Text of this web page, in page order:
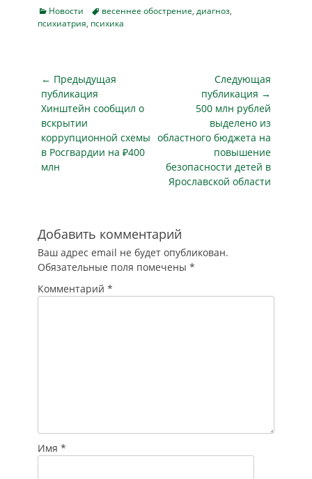
халатности:…
изменения
охранной
организации о
восстановлении на
работе, взыскании
утраченного
заработка и
компенсации
морального вреда.
Установлено, что
истец в августе
организацией,
после чего был
отправлен в
командировку…
Categories
Новости Tagsвесеннее обострение, диагноз,
психиатрия, психика
Навигация
по
записям
← Предыдущая
публикация
Предыдущая
публикация
Хинштейн сообщил о
вскрытии
коррупционной схемы
в Росгвардии на ₽400
млн
Следующая
публикация →
Следующая
публикация
500 млн рублей
выделено из
областного бюджета на
повышение
безопасности детей в
Ярославской области
Добавить комментарий
Ваш адрес email не будет опубликован.
Обязательные поля помечены *
Комментарий *
Имя *